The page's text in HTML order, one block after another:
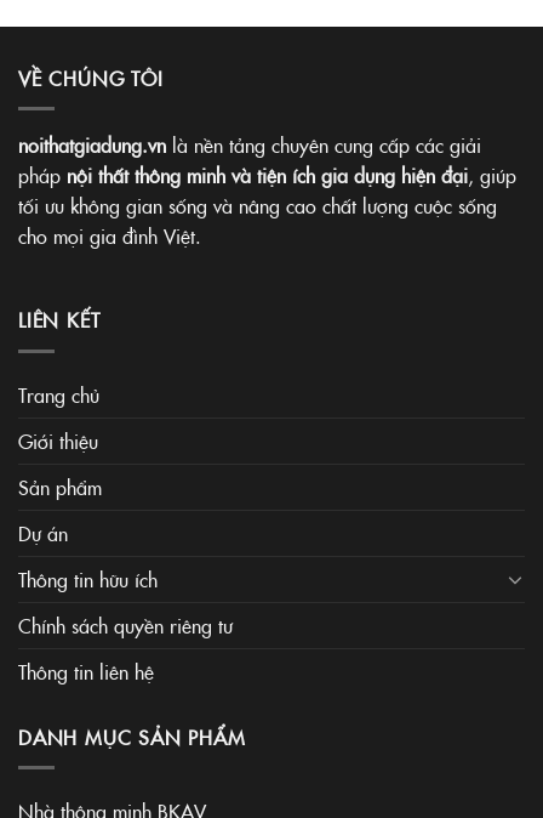
VỀ CHÚNG TÔI
noithatgiadung.vn là nền tảng chuyên cung cấp các giải
pháp nội thất thông minh và tiện ích gia dụng hiện đại, giúp
tối ưu không gian sống và nâng cao chất lượng cuộc sống
cho mọi gia đình Việt.
LIÊN KẾT
Trang chủ
Giới thiệu
Sản phẩm
Dự án
Thông tin hữu ích
Chính sách quyền riêng tư
Thông tin liên hệ
DANH MỤC SẢN PHẨM
Nhà thông minh BKAV